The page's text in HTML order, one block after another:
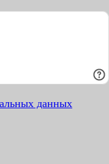
данных